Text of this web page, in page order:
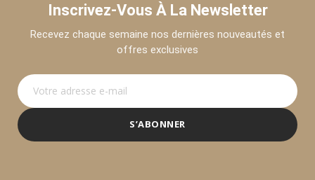
Inscrivez-Vous À La Newsletter
Recevez chaque semaine nos dernières nouveautés et
offres exclusives
S’ABONNER